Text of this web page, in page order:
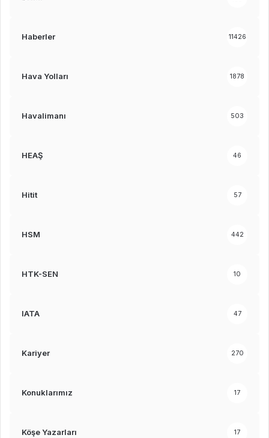
Haberler 11426
Hava Yolları 1878
Havalimanı 503
HEAŞ 46
Hitit 57
HSM 442
HTK-SEN 10
IATA 47
Kariyer 270
Konuklarımız 17
Köşe Yazarları 17